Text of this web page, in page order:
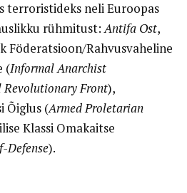
terroristideks neli Euroopas
rühmitust:Antifa Ost,
Rahvusvaheline
(Informal Anarchist
Front),
Õiglus (Armed Proletarian
Klassi Omakaitse
Defense).